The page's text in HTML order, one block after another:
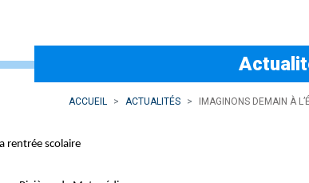
à l’école
ACCUEIL ACTUALITÉS IMAGINONS DEMAIN À
rentrée scolaire